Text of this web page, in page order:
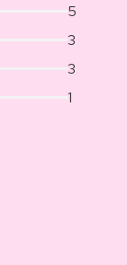
5
3
3
1